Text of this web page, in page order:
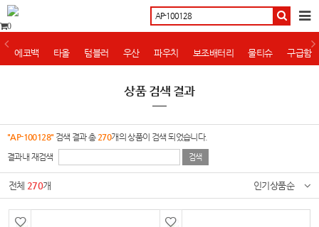
0
에코백 타올 텀블러 우산 파우치 보조배터리 물티슈 구급함
상품 검색 결과
"AP-100128" 검색 결과 총 270개의 상품이 검색 되었습니다.
결과내 재검색
전체 270개 인기상품순